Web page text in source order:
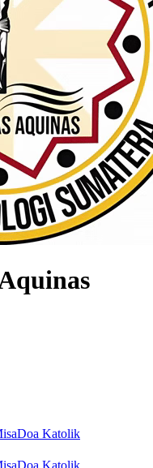
Doa Katolik
Doa Katolik